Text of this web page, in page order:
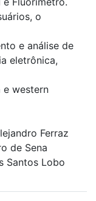
o
e análise de
eletrônica,
e western
Ferraz
de Sena
Santos Lobo